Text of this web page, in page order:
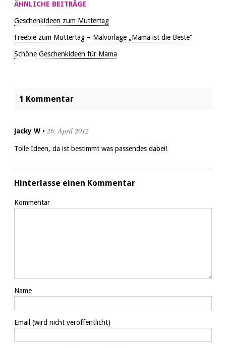
ÄHNLICHE BEITRÄGE
Geschenkideen zum Muttertag
Freebie zum Muttertag – Malvorlage „Mama ist die Beste“
Schöne Geschenkideen für Mama
1 Kommentar
Jacky W • 26. April 2012
Tolle Ideen, da ist bestimmt was passendes dabei!
Hinterlasse einen Kommentar
Kommentar
Name
Email (wird nicht veröffentlicht)